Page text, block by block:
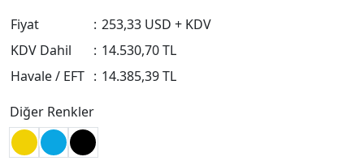
Fiyat : 253,33 USD + KDV
KDV Dahil
: 14.530,70 TL
Havale / EFT : 14.385,39 TL
Diğer Renkler